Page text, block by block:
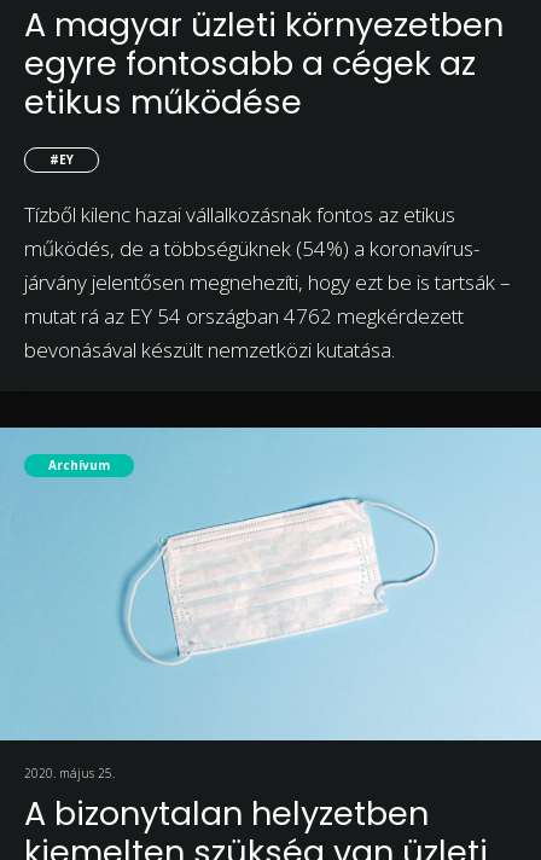
A magyar üzleti környezetben
egyre fontosabb a cégek az
etikus működése
#EY
Tízből kilenc hazai vállalkozásnak fontos az etikus
működés, de a többségüknek (54%) a koronavírus-
járvány jelentősen megnehezíti, hogy ezt be is tartsák –
mutat rá az EY 54 országban 4762 megkérdezett
bevonásával készült nemzetközi kutatása.
Archívum
2020. május 25.
A bizonytalan helyzetben